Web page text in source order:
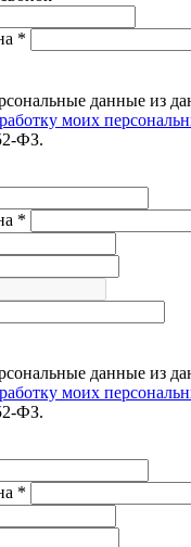
*
данные из
моих
ФЗ.
*
данные из
моих
ФЗ.
*